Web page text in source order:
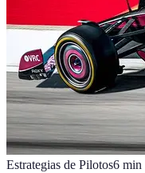
Estrategias de Pilotos6 min